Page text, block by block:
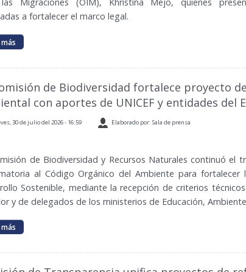
Migraciones (OIM), Khristina Mejo, quienes
a fortalecer el marco legal.
de Biodiversidad fortalece proyecto
con aportes de UNICEF y entidades del
30 de julio del 2026 - 16:59 Elaborado por: Sala de prensa
de Biodiversidad y Recursos Naturales continuó el
al Código Orgánico del Ambiente para fortalecer
Sostenible, mediante la recepción de criterios
y de delegados de los ministerios de Educación,